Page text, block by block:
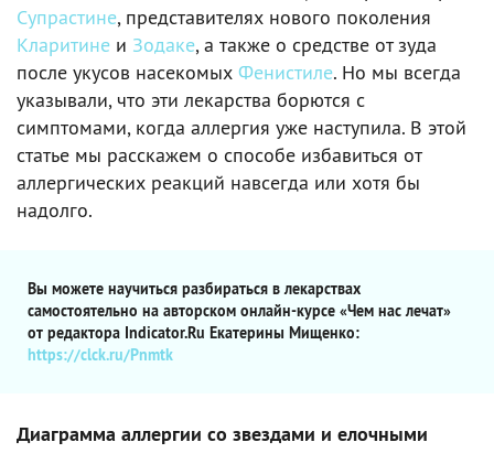
Супрастине, представителях нового поколения
Кларитине и Зодаке, а также о средстве от зуда
после укусов насекомых Фенистиле. Но мы всегда
указывали, что эти лекарства борются с
симптомами, когда аллергия уже наступила. В этой
статье мы расскажем о способе избавиться от
аллергических реакций навсегда или хотя бы
надолго.
Вы можете научиться разбираться в лекарствах
самостоятельно на авторском онлайн-курсе «Чем нас лечат»
от редактора Indicator.Ru Екатерины Мищенко:
https://clck.ru/Pnmtk
Диаграмма аллергии со звездами и елочными